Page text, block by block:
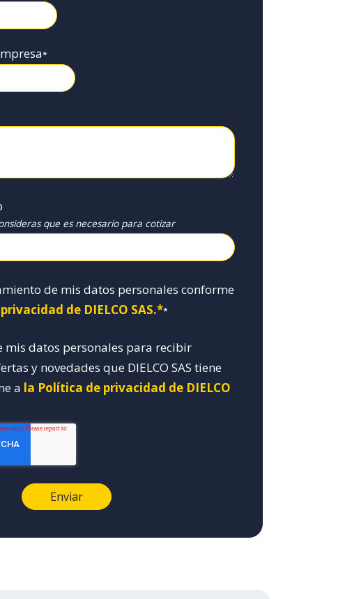
*
que es necesario para cotizar
de mis datos personales conforme
de DIELCO SAS.**
mis datos personales para recibir
y novedades que DIELCO SAS tiene
a la Política de privacidad de DIELCO